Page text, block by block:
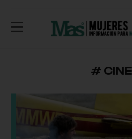
# CINE